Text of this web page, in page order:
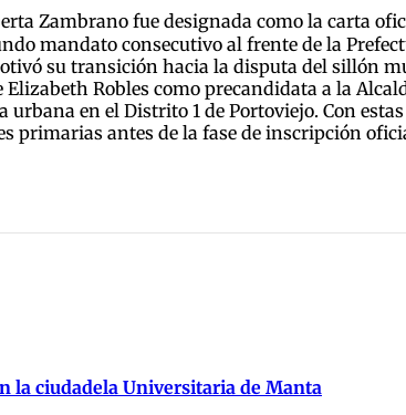
Zambrano fue designada como la carta
mandato consecutivo al frente de la
su transición hacia la disputa del sillón
Robles como precandidata a la
en el Distrito 1 de Portoviejo. Con
primarias antes de la fase de inscripción
la ciudadela Universitaria de Manta